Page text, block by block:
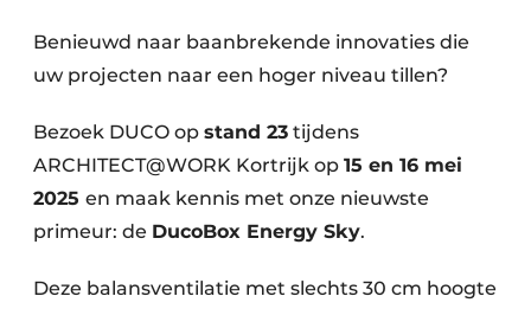
Vacatures
Aanmelden
Bedrijven
Bedrijven
Brandveiligheid
Benieuwd naar baanbrekende innovaties die
uw projecten naar een hoger niveau tillen?
Bezoek DUCO op stand 23 tijdens
ARCHITECT@WORK Kortrijk op 15 en 16 mei
2025 en maak kennis met onze nieuwste
primeur: de DucoBox Energy Sky.
Deze balansventilatie met slechts 30 cm hoogte